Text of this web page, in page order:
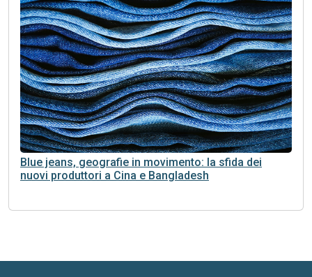
Blue jeans, geografie in movimento: la sfida dei
nuovi produttori a Cina e Bangladesh